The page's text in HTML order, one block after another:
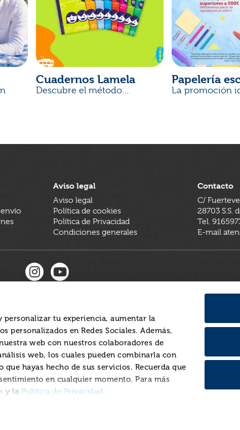
tu experiencia, aumentar la
personalizados en Redes Sociales. Además,
web con nuestros colaboradores de
web, los cuales pueden combinarla con
hayas hecho de sus servicios. Recuerda que
en cualquier momento. Para más
y la Política de Privacidad.
Cuadernos Lamela
Descubre el método
Papelería
La promoción
Aviso legal
Aviso legal
Política de cookies
Política de Privacidad
Condiciones generales
Contacto
C/
28703 S.S.
Tel.
E-mail